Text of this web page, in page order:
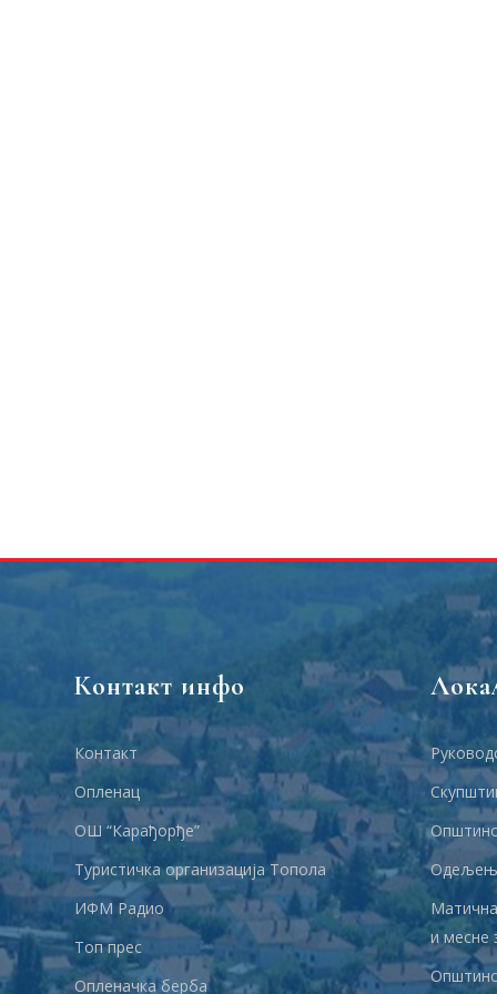
Контакт инфо
Контакт
Опленац
ОШ “Карађорђе”
Туристичка организација Топола
ИФМ Радио
Топ прес
Опленачка берба
и месне